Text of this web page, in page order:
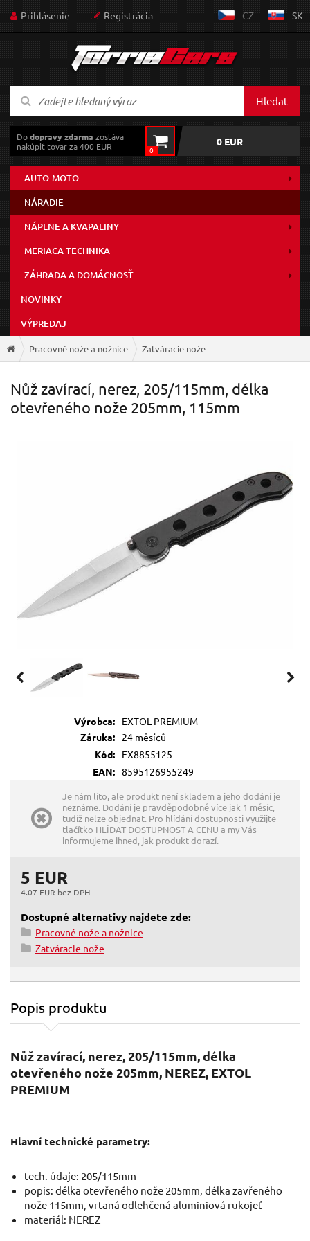
Prihlásenie Registrácia CZ SK
Hledat
Dodopravy zdarma zostáva
nakúpiť tovar za 400 EUR
0
0 EUR
AUTO-MOTO
NÁRADIE
NÁPLNE A KVAPALINY
MERIACA TECHNIKA
ZÁHRADA A DOMÁCNOSŤ
NOVINKY
VÝPREDAJ
Pracovné nože a nožnice Zatváracie nože
Nůž zavírací, nerez, 205/115mm, délka
otevřeného nože 205mm, 115mm
Výrobca:
EXTOL-PREMIUM
Záruka:
24 měsíců
Kód:
EX8855125
EAN: 8595126955249
Je nám líto, ale produkt není skladem a jeho dodání je
neznáme. Dodání je pravděpodobně více jak 1 měsíc,
tudíž nelze objednat. Pro hlídání dostupnosti využijte
tlačítko HLÍDAT DOSTUPNOST A CENU a my Vás
informujeme ihned, jak produkt dorazí.
5 EUR
4.07 EUR bez DPH
Dostupné alternativy najdete zde:
Pracovné nože a nožnice
Zatváracie nože
Popis produktu
Nůž zavírací, nerez, 205/115mm, délka
otevřeného nože 205mm, NEREZ, EXTOL
PREMIUM
Hlavní technické parametry:
tech. údaje: 205/115mm
popis: délka otevřeného nože 205mm, délka zavřeného
nože 115mm, vrtaná odlehčená aluminiová rukojeť
materiál: NEREZ